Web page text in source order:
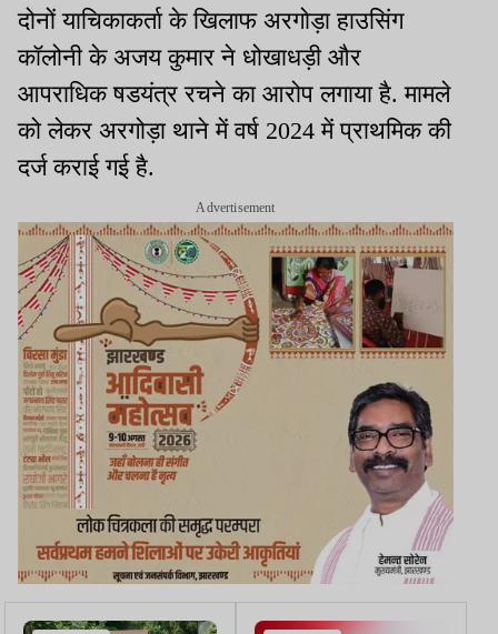
दोनों याचिकाकर्ता के खिलाफ अरगोड़ा हाउसिंग
कॉलोनी के अजय कुमार ने धोखाधड़ी और
आपराधिक षडयंत्र रचने का आरोप लगाया है. मामले
को लेकर अरगोड़ा थाने में वर्ष 2024 में प्राथमिक की
दर्ज कराई गई है.
Advertisement